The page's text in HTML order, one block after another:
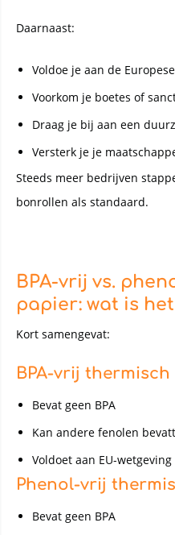
Daarnaast:
Voldoe je aan de
Voorkom je boetes of
Draag je bij aan een
Versterk je je
Steeds meer bedrijven
bonrollen als standaard.
BPA-vrij vs.
papier: wat is
Kort samengevat:
BPA-vrij
Bevat geen BPA
Kan andere fenolen
Voldoet aan EU-wetgeving
Phenol-vrij
Bevat geen BPA